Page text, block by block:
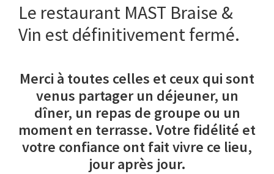
Le restaurant MAST Braise &
Vin est définitivement fermé.
Merci à toutes celles et ceux qui sont
venus partager un déjeuner, un
dîner, un repas de groupe ou un
moment en terrasse. Votre fidélité et
votre confiance ont fait vivre ce lieu,
jour après jour.